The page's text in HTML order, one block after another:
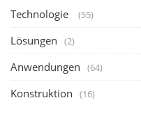
Technologie (55)
Lösungen (2)
Anwendungen (64)
Konstruktion (16)